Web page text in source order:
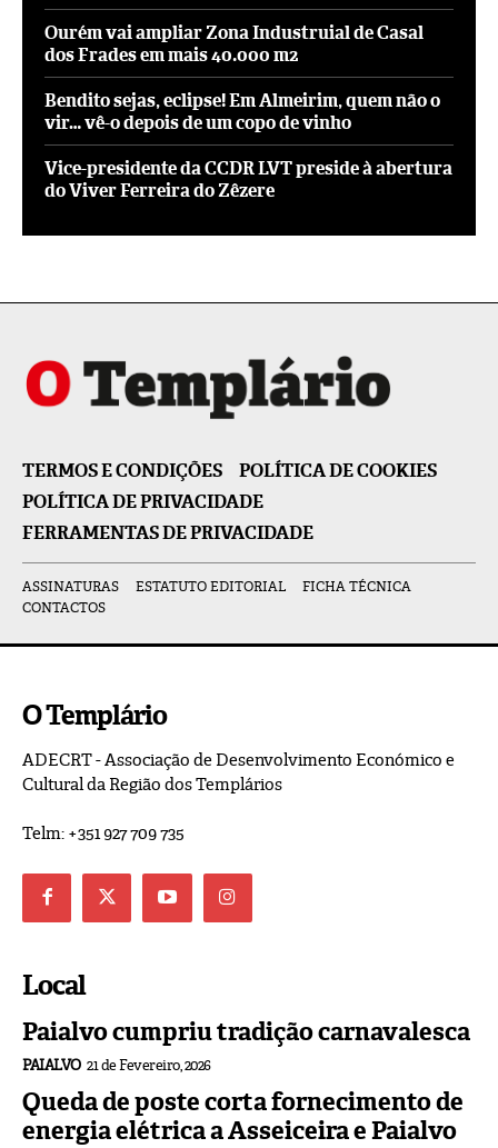
Ourém vai ampliar Zona Industruial de Casal
dos Frades em mais 40.000 m2
Bendito sejas, eclipse! Em Almeirim, quem não o
vir… vê-o depois de um copo de vinho
Vice-presidente da CCDR LVT preside à abertura
do Viver Ferreira do Zêzere
TERMOS E CONDIÇÕES
POLÍTICA DE COOKIES
POLÍTICA DE PRIVACIDADE
FERRAMENTAS DE PRIVACIDADE
ASSINATURAS ESTATUTO EDITORIAL
FICHA TÉCNICA
CONTACTOS
O Templário
ADECRT - Associação de Desenvolvimento Económico e
Cultural da Região dos Templários
Telm: +351 927 709 735
Local
Paialvo cumpriu tradição carnavalesca
PAIALVO 21 de Fevereiro, 2026
Queda de poste corta fornecimento de
energia elétrica a Asseiceira e Paialvo